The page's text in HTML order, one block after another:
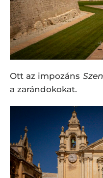
Ott az impozáns
a zarándokokat.